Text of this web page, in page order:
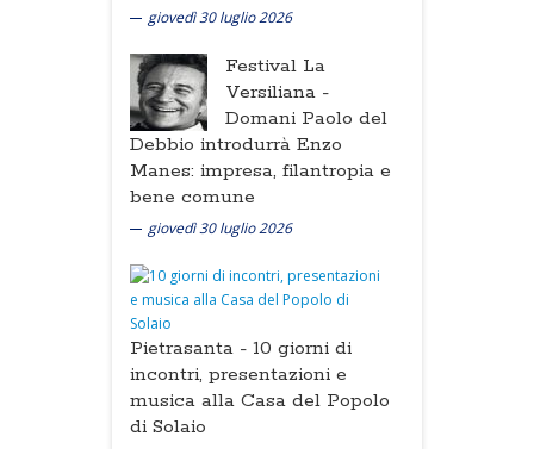
giovedì 30 luglio 2026
Festival La
Versiliana -
Domani Paolo del
Debbio introdurrà Enzo
Manes: impresa, filantropia e
bene comune
giovedì 30 luglio 2026
Pietrasanta - 10 giorni di
incontri, presentazioni e
musica alla Casa del Popolo
di Solaio